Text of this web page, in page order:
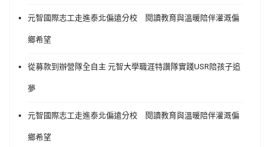
元智國際志工走進泰北偏遠分校 閱讀教育與溫暖陪伴灌溉偏
鄉希望
從募款到辦營隊全自主 元智大學職涯特讚隊實踐USR陪孩子追
夢
元智國際志工走進泰北偏遠分校 閱讀教育與溫暖陪伴灌溉偏
鄉希望